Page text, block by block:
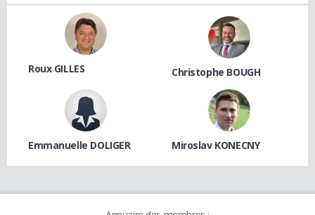
Roux GILLES Christophe BOUGH
Emmanuelle DOLIGER Miroslav KONECNY